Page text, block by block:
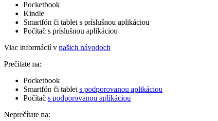
Pocketbook
Kindle
Smartfón či tablet s príslušnou aplikáciou
Počítač s príslušnou aplikáciou
Viac informácií v našich návodoch
Prečítate na:
Pocketbook
Smartfón či tablet s podporovanou aplikáciou
Počítač s podporovanou aplikáciou
Neprečítate na: